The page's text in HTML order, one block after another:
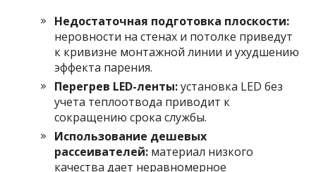
Недостаточная подготовка плоскости:
неровности на стенах и потолке приведут
к кривизне монтажной линии и ухудшению
эффекта парения.
Перегрев LED-ленты:установка LED без
учета теплоотвода приводит к
сокращению срока службы.
Использование дешевых
рассеивателей: материал низкого
качества дает неравномерное